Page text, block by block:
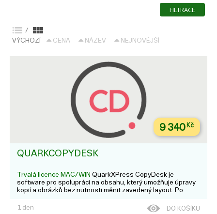
FILTRACE
/
VÝCHOZÍ
CENA NÁZEV NEJNOVĚJŠÍ
9 340Kč
QUARKCOPYDESK
Trvalá licence MAC/WIN QuarkXPress CopyDesk je
software pro spolupráci na obsahu, který umožňuje úpravy
kopií a obrázků bez nutnosti měnit zavedený layout. Po
podnadpisy, bloky textů, fotografie a grafiku označit jako
1 den DO KOŠÍKU